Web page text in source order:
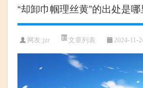
“却卸巾帼理丝黄”的出处是哪
网友:jzr 文章列表 2024-11-